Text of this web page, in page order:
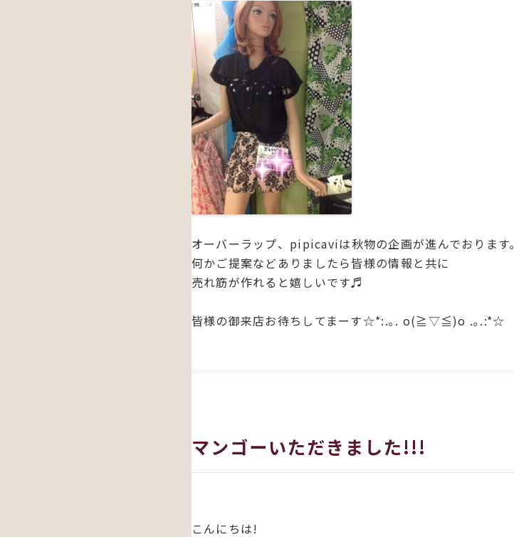
オーバーラップ、pipicaviは秋物の企画が進んでおります。
何かご提案などありましたら皆様の情報と共に
売れ筋が作れると嬉しいです♬
皆様の御来店お待ちしてまーす☆*:.｡. o(≧▽≦)o .｡.:*☆
マンゴーいただきました!!!
こんにちは!